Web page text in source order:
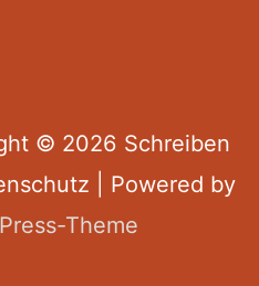
© 2026 Schreiben
| Powered by
Theme